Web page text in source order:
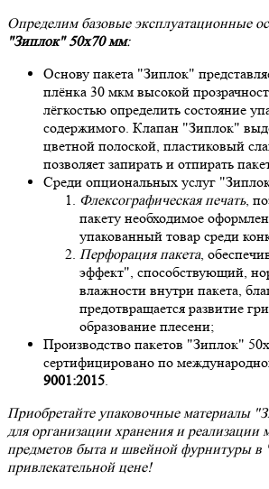
Определим базовые эксплуатационные
"Зиплок" 50х70 мм:
Основу пакета "Зиплок"
плёнка 30 мкм высокой
лёгкостью определить состояние
содержимого. Клапан "Зиплок"
цветной полоской, пластиковый
позволяет запирать и отпирать
Среди опциональных услуг
Флексографическая печать,
пакету необходимое
упакованный товар среди
Перфорация пакета,
эффект", способствующий,
влажности внутри пакета,
предотвращается развитие
образование плесени;
Производство пакетов "Зиплок"
сертифицировано по
9001:2015.
Приобретайте упаковочные материалы
для организации хранения и
предметов быта и швейной
привлекательной цене!